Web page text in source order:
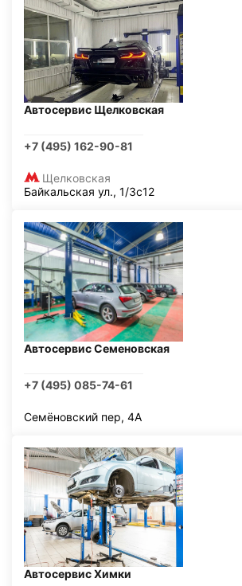
Автосервис Щелковская
+7 (495) 162-90-81
Щелковская
Байкальская ул., 1/3с12
Автосервис Семеновская
+7 (495) 085-74-61
Семёновский пер, 4А
Автосервис Химки